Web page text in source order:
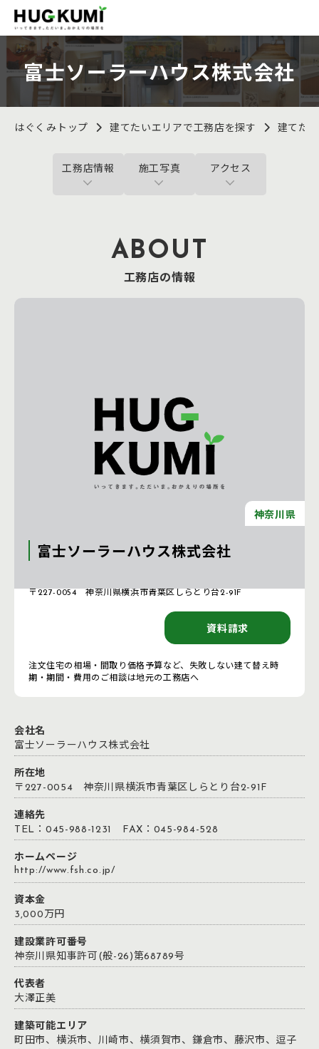
富士ソーラーハウス株式会社
はぐくみトップ 建てたいエリアで工務店を探す 建てた
工務店情報 施工写真 アクセス
ABOUT
工務店の情報
神奈川県
富士ソーラーハウス株式会社
〒227-0054 神奈川県横浜市青葉区しらとり台2-91F
資料請求
注文住宅の相場・間取り価格予算など、失敗しない建て替え時
期・期間・費用のご相談は地元の工務店へ
会社名
富士ソーラーハウス株式会社
所在地
〒227-0054 神奈川県横浜市青葉区しらとり台2-91F
連絡先
TEL：045-988-1231 FAX：045-984-528
ホームページ
http://www.fsh.co.jp/
資本金
3,000万円
建設業許可番号
神奈川県知事許可(般-26)第68789号
代表者
大澤正美
建築可能エリア
町田市、横浜市、川崎市、横須賀市、鎌倉市、藤沢市、逗子